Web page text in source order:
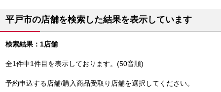
平戸市の店舗を検索した結果を表示しています
検索結果：1店舗
全1件中1件目を表示しております。(50音順)
予約申込する店舗/購入商品受取り店舗を選択してください。